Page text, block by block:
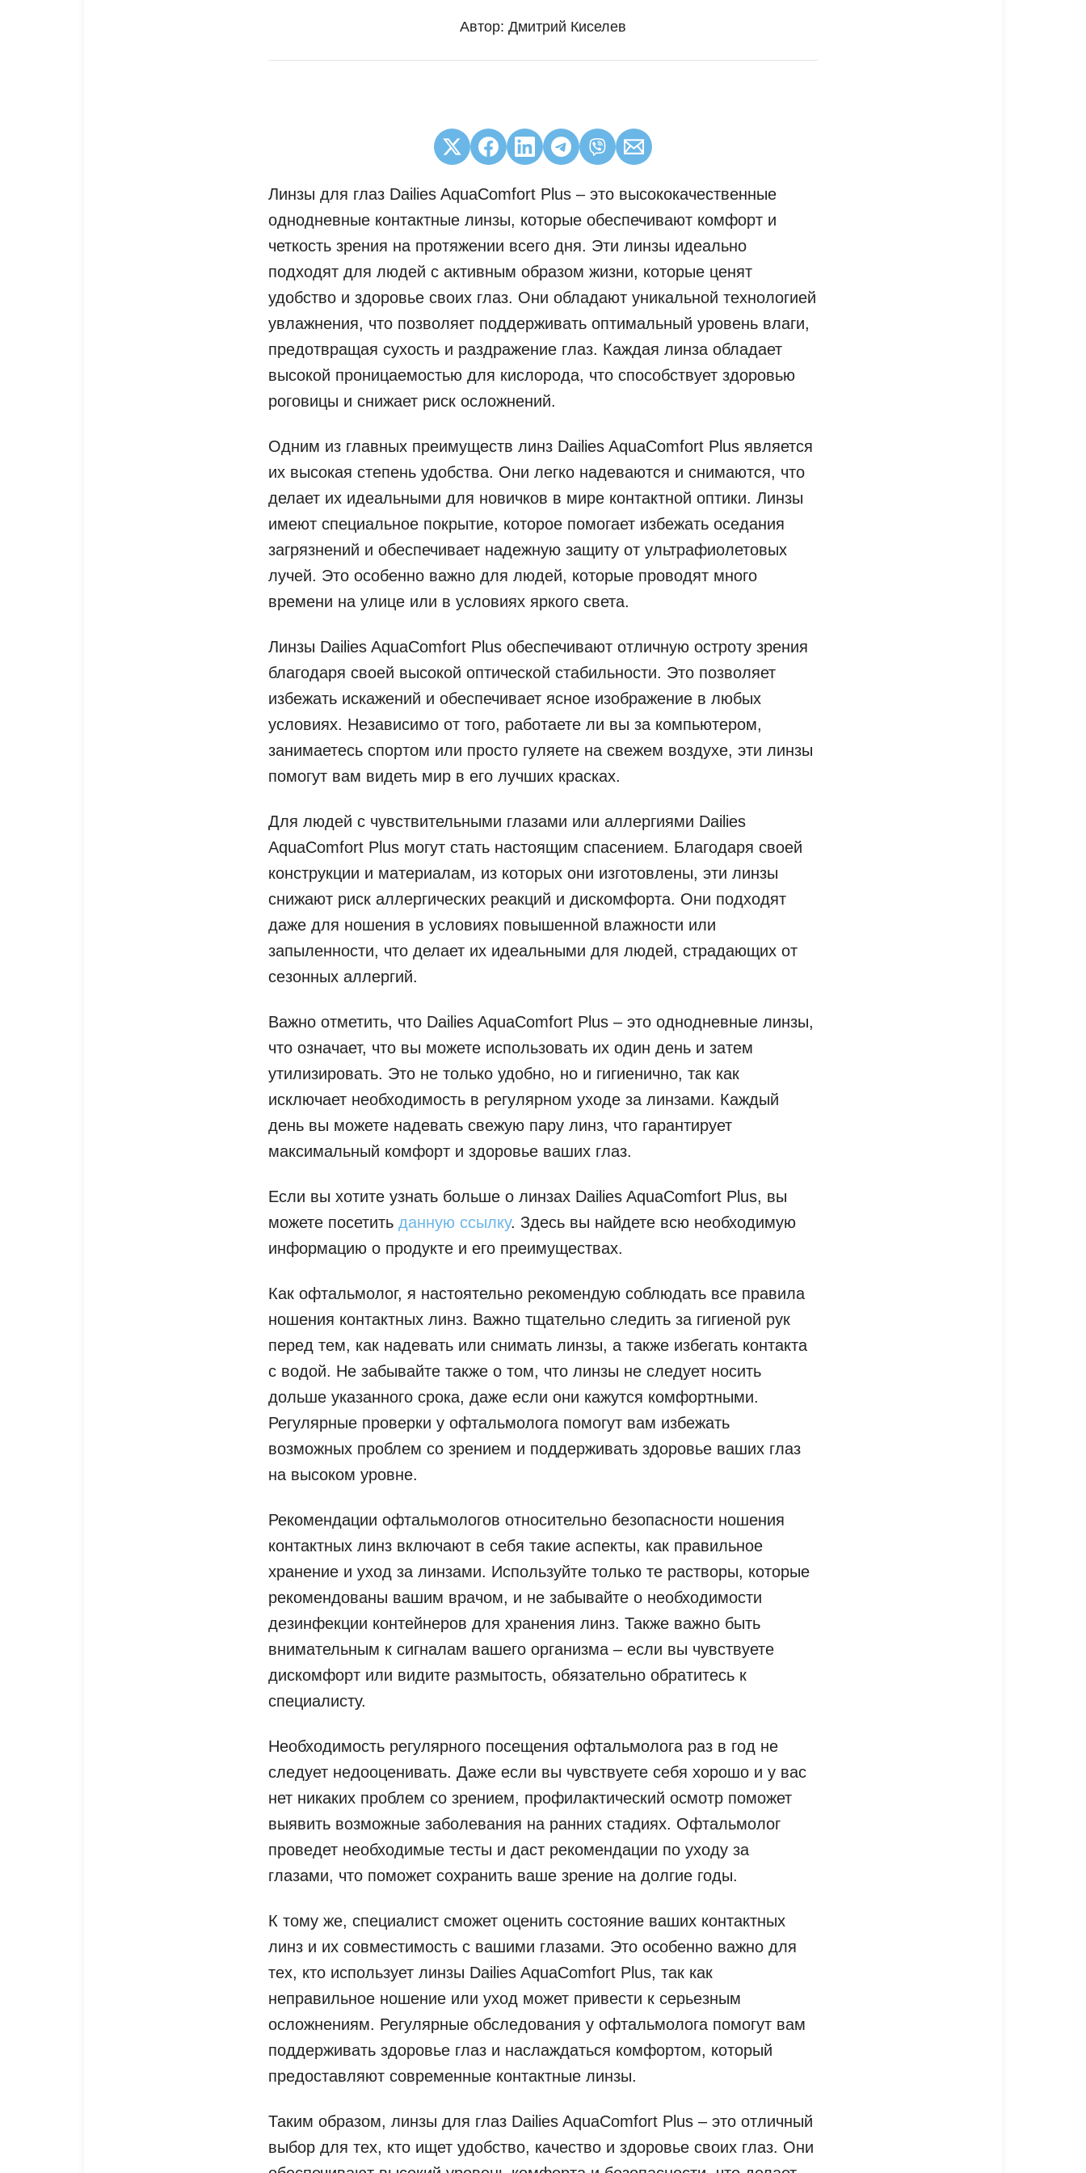
Автор: Дмитрий Киселев
Линзы для глаз Dailies AquaComfort Plus – это высококачественные
однодневные контактные линзы, которые обеспечивают комфорт и
четкость зрения на протяжении всего дня. Эти линзы идеально
подходят для людей с активным образом жизни, которые ценят
удобство и здоровье своих глаз. Они обладают уникальной технологией
увлажнения, что позволяет поддерживать оптимальный уровень влаги,
предотвращая сухость и раздражение глаз. Каждая линза обладает
высокой проницаемостью для кислорода, что способствует здоровью
роговицы и снижает риск осложнений.
Одним из главных преимуществ линз Dailies AquaComfort Plus является
их высокая степень удобства. Они легко надеваются и снимаются, что
делает их идеальными для новичков в мире контактной оптики. Линзы
имеют специальное покрытие, которое помогает избежать оседания
загрязнений и обеспечивает надежную защиту от ультрафиолетовых
лучей. Это особенно важно для людей, которые проводят много
времени на улице или в условиях яркого света.
Линзы Dailies AquaComfort Plus обеспечивают отличную остроту зрения
благодаря своей высокой оптической стабильности. Это позволяет
избежать искажений и обеспечивает ясное изображение в любых
условиях. Независимо от того, работаете ли вы за компьютером,
занимаетесь спортом или просто гуляете на свежем воздухе, эти линзы
помогут вам видеть мир в его лучших красках.
Для людей с чувствительными глазами или аллергиями Dailies
AquaComfort Plus могут стать настоящим спасением. Благодаря своей
конструкции и материалам, из которых они изготовлены, эти линзы
снижают риск аллергических реакций и дискомфорта. Они подходят
даже для ношения в условиях повышенной влажности или
запыленности, что делает их идеальными для людей, страдающих от
сезонных аллергий.
Важно отметить, что Dailies AquaComfort Plus – это однодневные линзы,
что означает, что вы можете использовать их один день и затем
утилизировать. Это не только удобно, но и гигиенично, так как
исключает необходимость в регулярном уходе за линзами. Каждый
день вы можете надевать свежую пару линз, что гарантирует
максимальный комфорт и здоровье ваших глаз.
Если вы хотите узнать больше о линзах Dailies AquaComfort Plus, вы
можете посетить данную ссылку. Здесь вы найдете всю необходимую
информацию о продукте и его преимуществах.
Как офтальмолог, я настоятельно рекомендую соблюдать все правила
ношения контактных линз. Важно тщательно следить за гигиеной рук
перед тем, как надевать или снимать линзы, а также избегать контакта
с водой. Не забывайте также о том, что линзы не следует носить
дольше указанного срока, даже если они кажутся комфортными.
Регулярные проверки у офтальмолога помогут вам избежать
возможных проблем со зрением и поддерживать здоровье ваших глаз
на высоком уровне.
Рекомендации офтальмологов относительно безопасности ношения
контактных линз включают в себя такие аспекты, как правильное
хранение и уход за линзами. Используйте только те растворы, которые
рекомендованы вашим врачом, и не забывайте о необходимости
дезинфекции контейнеров для хранения линз. Также важно быть
внимательным к сигналам вашего организма – если вы чувствуете
дискомфорт или видите размытость, обязательно обратитесь к
специалисту.
Необходимость регулярного посещения офтальмолога раз в год не
следует недооценивать. Даже если вы чувствуете себя хорошо и у вас
нет никаких проблем со зрением, профилактический осмотр поможет
выявить возможные заболевания на ранних стадиях. Офтальмолог
проведет необходимые тесты и даст рекомендации по уходу за
глазами, что поможет сохранить ваше зрение на долгие годы.
К тому же, специалист сможет оценить состояние ваших контактных
линз и их совместимость с вашими глазами. Это особенно важно для
тех, кто использует линзы Dailies AquaComfort Plus, так как
неправильное ношение или уход может привести к серьезным
осложнениям. Регулярные обследования у офтальмолога помогут вам
поддерживать здоровье глаз и наслаждаться комфортом, который
предоставляют современные контактные линзы.
Таким образом, линзы для глаз Dailies AquaComfort Plus – это отличный
выбор для тех, кто ищет удобство, качество и здоровье своих глаз. Они